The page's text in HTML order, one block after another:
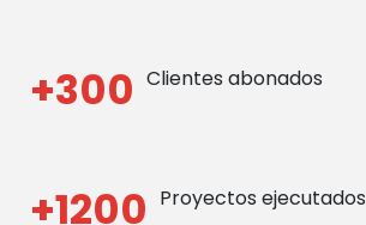
+300 Clientes abonados
+1200 Proyectos ejecutados